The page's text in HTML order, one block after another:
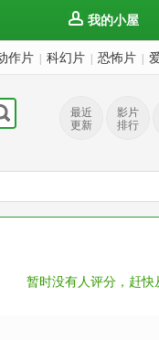
我的小屋
作片 科幻片 恐怖片
最近
更新
影片
排行
暂时没有人评分，赶快